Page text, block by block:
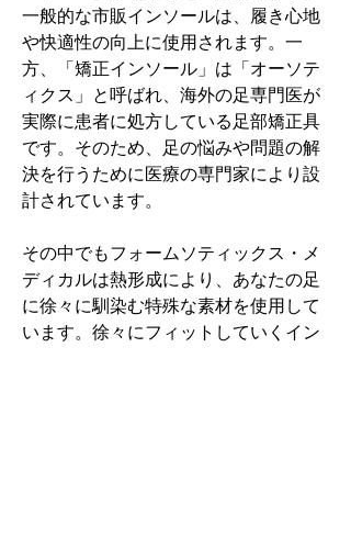
一般的な市販インソールは、履き心地
や快適性の向上に使用されます。一
方、「矯正インソール」は「オーソテ
ィクス」と呼ばれ、海外の足専門医が
実際に患者に処方している足部矯正具
です。そのため、足の悩みや問題の解
決を行うために医療の専門家により設
計されています。
その中でもフォームソティックス・メ
ディカルは熱形成により、あなたの足
に徐々に馴染む特殊な素材を使用して
います。徐々にフィットしていくイン